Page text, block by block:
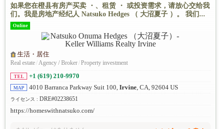
如果您在橙县有房产买卖 ・、租赁 ・ 或投资需求，请放心交给我
们。我是房地产经纪人 Natsuko Hedges （ 大沼夏子 ）。 我们...
Online
生活・居住
Real estate/Agency / Broker/Property investment
TEL +1 (619) 210-9970
MAP 4010 Barranca Parkway Suit 100, Irvine, CA, 92604 US
ライセンス : DRE#02238651
https://homeswithnatsuko.com/